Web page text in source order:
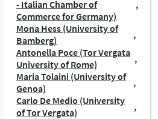
- Italian Chamber of
Commerce for Germany)
Mona Hess (University of
Bamberg)
Antonella Poce (Tor Vergata
University of Rome)
Maria Tolaini (University of
Genoa)
Carlo De Medio (University
of Tor Vergata)